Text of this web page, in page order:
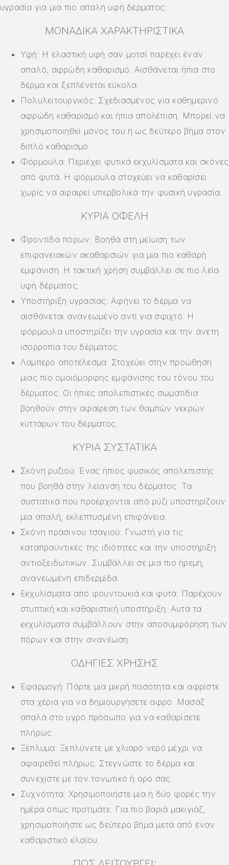
υγρασία για μια πιο απαλή υφή δέρματος.
ΜΟΝΑΔΙΚΆ ΧΑΡΑΚΤΗΡΙΣΤΙΚΆ
Υφή: Η ελαστική υφή σαν μοτσί παρέχει έναν
απαλό, αφρώδη καθαρισμό. Αισθάνεται ήπια στο
δέρμα και ξεπλένεται εύκολα.
Πολυλειτουργικός: Σχεδιασμένος για καθημερινό
αφρώδη καθαρισμό και ήπια απολέπιση. Μπορεί να
χρησιμοποιηθεί μόνος του ή ως δεύτερο βήμα στον
διπλό καθαρισμό.
Φόρμουλα: Περιέχει φυτικά εκχυλίσματα και σκόνες
από φυτά. Η φόρμουλα στοχεύει να καθαρίσει
χωρίς να αφαιρεί υπερβολικά την φυσική υγρασία.
ΚΎΡΙΑ ΟΦΈΛΗ
Φροντίδα πόρων: Βοηθά στη μείωση των
επιφανειακών ακαθαρσιών για μια πιο καθαρή
εμφάνιση. Η τακτική χρήση συμβάλλει σε πιο λεία
υφή δέρματος.
Υποστήριξη υγρασίας: Αφήνει το δέρμα να
αισθάνεται ανανεωμένο αντί για σφιχτό. Η
φόρμουλα υποστηρίζει την υγρασία και την άνετη
ισορροπία του δέρματος.
Λαμπερό αποτέλεσμα: Στοχεύει στην προώθηση
μιας πιο ομοιόμορφης εμφάνισης του τόνου του
δέρματος. Οι ήπιες απολεπιστικές σωματίδια
βοηθούν στην αφαίρεση των θαμπών νεκρών
κυττάρων του δέρματος.
ΚΎΡΙΑ ΣΥΣΤΑΤΙΚΆ
Σκόνη ρυζιού: Ένας ήπιος φυσικός απολεπιστής
που βοηθά στην λείανση του δέρματος. Τα
συστατικά που προέρχονται από ρύζι υποστηρίζουν
μια απαλή, εκλεπτυσμένη επιφάνεια.
Σκόνη πράσινου τσαγιού: Γνωστή για τις
καταπραϋντικές της ιδιότητες και την υποστήριξη
αντιοξειδωτικών. Συμβάλλει σε μια πιο ήρεμη,
ανανεωμένη επιδερμίδα.
Εκχυλίσματα από φουντουκιά και φυτά: Παρέχουν
στυπτική και καθαριστική υποστήριξη. Αυτά τα
εκχυλίσματα συμβάλλουν στην αποσυμφόρηση των
πόρων και στην ανανέωση.
ΟΔΗΓΊΕΣ ΧΡΉΣΗΣ
Εφαρμογή: Πάρτε μια μικρή ποσότητα και αφρίστε
στα χέρια για να δημιουργήσετε αφρό. Μασάζ
απαλά στο υγρό πρόσωπο για να καθαρίσετε
πλήρως.
Ξέπλυμα: Ξεπλύνετε με χλιαρό νερό μέχρι να
αφαιρεθεί πλήρως. Στεγνώστε το δέρμα και
συνεχίστε με τον τονωτικό ή ορό σας.
Συχνότητα: Χρησιμοποιήστε μία ή δύο φορές την
ημέρα όπως προτιμάτε. Για πιο βαριά μακιγιάζ,
χρησιμοποιήστε ως δεύτερο βήμα μετά από έναν
καθαριστικό ελαίου.